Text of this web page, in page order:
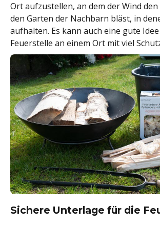
Ort aufzustellen, an dem der Wind
den Garten der Nachbarn bläst, in
aufhalten. Es kann auch eine gute
Feuerstelle an einem Ort mit viel
Sichere Unterlage für die